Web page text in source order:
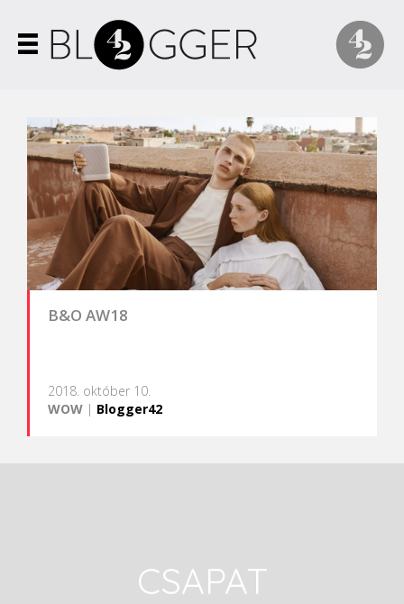
B&O AW18
2018. október 10.
WOW | Blogger42
CSAPAT